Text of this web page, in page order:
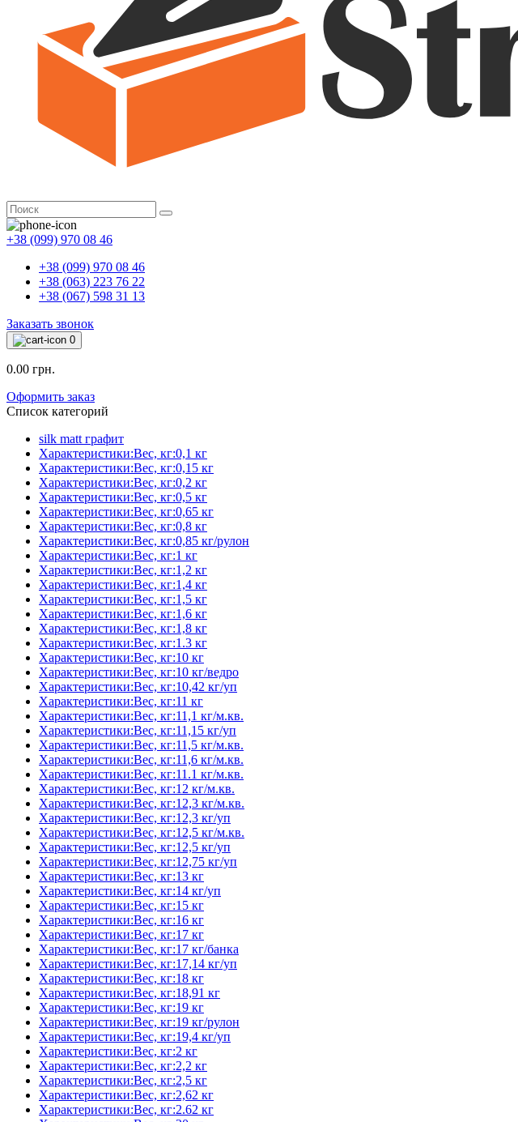
+38 (099) 970 08 46
+38 (099) 970 08 46
+38 (063) 223 76 22
+38 (067) 598 31 13
Заказать звонок
0
0.00 грн.
Оформить заказ
Список категорий
silk matt графит
Характеристики:Вес, кг:0,1 кг
Характеристики:Вес, кг:0,15 кг
Характеристики:Вес, кг:0,2 кг
Характеристики:Вес, кг:0,5 кг
Характеристики:Вес, кг:0,65 кг
Характеристики:Вес, кг:0,8 кг
Характеристики:Вес, кг:0,85 кг/рулон
Характеристики:Вес, кг:1 кг
Характеристики:Вес, кг:1,2 кг
Характеристики:Вес, кг:1,4 кг
Характеристики:Вес, кг:1,5 кг
Характеристики:Вес, кг:1,6 кг
Характеристики:Вес, кг:1,8 кг
Характеристики:Вес, кг:1.3 кг
Характеристики:Вес, кг:10 кг
Характеристики:Вес, кг:10 кг/ведро
Характеристики:Вес, кг:10,42 кг/уп
Характеристики:Вес, кг:11 кг
Характеристики:Вес, кг:11,1 кг/м.кв.
Характеристики:Вес, кг:11,15 кг/уп
Характеристики:Вес, кг:11,5 кг/м.кв.
Характеристики:Вес, кг:11,6 кг/м.кв.
Характеристики:Вес, кг:11.1 кг/м.кв.
Характеристики:Вес, кг:12 кг/м.кв.
Характеристики:Вес, кг:12,3 кг/м.кв.
Характеристики:Вес, кг:12,3 кг/уп
Характеристики:Вес, кг:12,5 кг/м.кв.
Характеристики:Вес, кг:12,5 кг/уп
Характеристики:Вес, кг:12,75 кг/уп
Характеристики:Вес, кг:13 кг
Характеристики:Вес, кг:14 кг/уп
Характеристики:Вес, кг:15 кг
Характеристики:Вес, кг:16 кг
Характеристики:Вес, кг:17 кг
Характеристики:Вес, кг:17 кг/банка
Характеристики:Вес, кг:17,14 кг/уп
Характеристики:Вес, кг:18 кг
Характеристики:Вес, кг:18,91 кг
Характеристики:Вес, кг:19 кг
Характеристики:Вес, кг:19 кг/рулон
Характеристики:Вес, кг:19,4 кг/уп
Характеристики:Вес, кг:2 кг
Характеристики:Вес, кг:2,2 кг
Характеристики:Вес, кг:2,5 кг
Характеристики:Вес, кг:2,62 кг
Характеристики:Вес, кг:2.62 кг